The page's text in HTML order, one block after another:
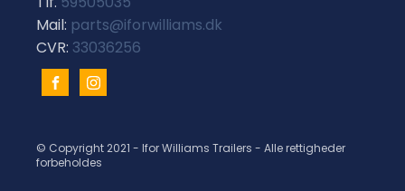
Mail: parts@iforwilliams.dk
CVR: 33036256
© Copyright 2021 - Ifor Williams Trailers - Alle rettigheder
forbeholdes